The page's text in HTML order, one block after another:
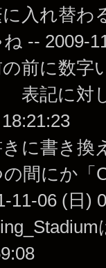
入れ替わ
ね -- 2009-
前に数字
表記に対
に書き換
の間にか「
11-06 (日)